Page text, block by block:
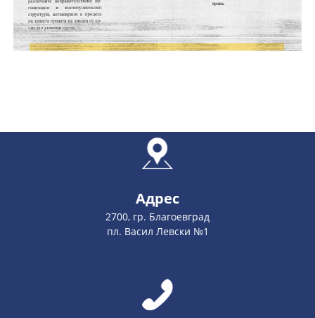
Адрес
2700, гр. Благоевград
пл. Васил Левски №1